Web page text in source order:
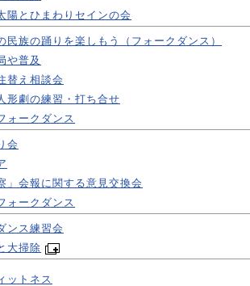
陽とひまわりセインの会
民族の踊りを楽しもう（フォークダンス）
や普及
替え相談会
形劇の練習・打ち合せ
ォークダンス
会
」会報に関する意見交換会
ォークダンス
ンス練習会
大掃除
ットネス